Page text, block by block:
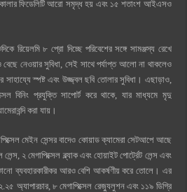
কালার ফিডেলিটি আরো সমৃদ্ধ হয় এবং ১৫ শতাংশ আইএসও
রিয়েলমি ৮ প্রো দিচ্ছে পরিবেশের সঙ্গে সামঞ্জস্য রেখে
নেওয়ার সুবিধা, সেই সাথে পর্যাপ্ত আলো না থাকলেও
সাহায্যে স্পষ্ট এবং উজ্জ্বল ছবি তোলার সুবিধা। এছাড়াও,
বিনিং প্রযুক্তি সাপোর্ট করে থাকে, যার মাধ্যমে মৃদু
করা যায়।
মেইন সেন্সর বাদেও কোয়াড ক্যামেরা সেটআপে আছে
২ মেগাপিক্সেল ব্ল্যাক এবং হোয়াইট পোর্ট্রেট লেন্স এবং
ব্যবহারকারীকর আরও বেশি আকর্ষণীয় করে তোলে। এর
অ্যাপারচার, ৮ মেগাপিক্সেল রেজ্যুলুশন এবং ১১৯ ডিগ্রি